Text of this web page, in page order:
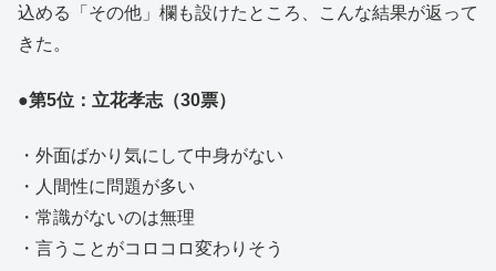
込める「その他」欄も設けたところ、こんな結果が返って
きた。
●第5位：立花孝志（30票）
・外面ばかり気にして中身がない
・人間性に問題が多い
・常識がないのは無理
・言うことがコロコロ変わりそう